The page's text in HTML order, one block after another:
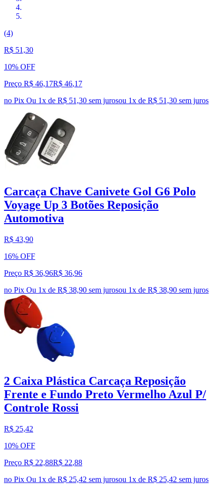
(4)
R$ 51,30
10% OFF
Preço R$ 46,17R$ 46,17
no Pix Ou 1x de R$ 51,30 sem jurosou 1x de R$ 51,30 sem juros
Carcaça Chave Canivete Gol G6 Polo
Voyage Up 3 Botões Reposição
Automotiva
R$ 43,90
16% OFF
Preço R$ 36,96R$ 36,96
no Pix Ou 1x de R$ 38,90 sem jurosou 1x de R$ 38,90 sem juros
2 Caixa Plástica Carcaça Reposição
Frente e Fundo Preto Vermelho Azul P/
Controle Rossi
R$ 25,42
10% OFF
Preço R$ 22,88R$ 22,88
no Pix Ou 1x de R$ 25,42 sem jurosou 1x de R$ 25,42 sem juros